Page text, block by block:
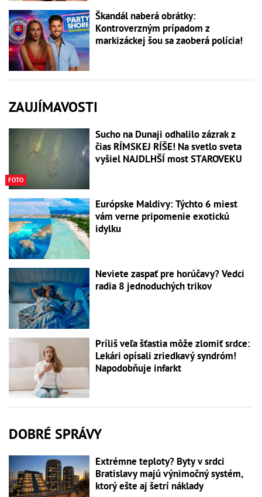
Škandál naberá obrátky:
Kontroverzným prípadom z
markizáckej šou sa zaoberá polícia!
ZAUJÍMAVOSTI
FOTO
Sucho na Dunaji odhalilo zázrak z
čias RÍMSKEJ RÍŠE! Na svetlo sveta
vyšiel NAJDLHŠÍ most STAROVEKU
Európske Maldivy: Týchto 6 miest
vám verne pripomenie exotickú
idylku
Neviete zaspať pre horúčavy? Vedci
radia 8 jednoduchých trikov
Príliš veľa šťastia môže zlomiť srdce:
Lekári opísali zriedkavý syndróm!
Napodobňuje infarkt
DOBRÉ SPRÁVY
Extrémne teploty? Byty v srdci
Bratislavy majú výnimočný systém,
ktorý ešte aj šetrí náklady